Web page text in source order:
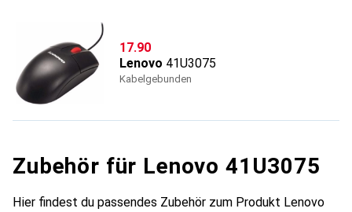
CHF
17.90
Lenovo 41U3075
Kabelgebunden
Zubehör für Lenovo 41U3075
Hier findest du passendes Zubehör zum Produkt Lenovo